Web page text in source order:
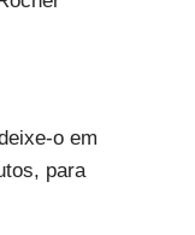
o em
para